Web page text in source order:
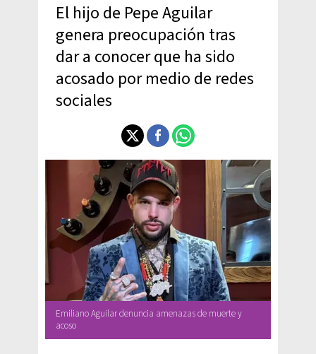
El hijo de Pepe Aguilar
genera preocupación tras
dar a conocer que ha sido
acosado por medio de redes
sociales
Emiliano Aguilar denuncia amenazas de muerte y
acoso